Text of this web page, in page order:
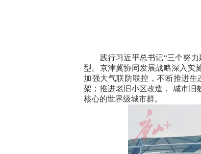
践行习近平总书记“三个努力
型。京津冀协同发展战略深入实
加强大气联防联控，不断推进
架；推进老旧小区改造， 城市旧
核心的世界级城市群。